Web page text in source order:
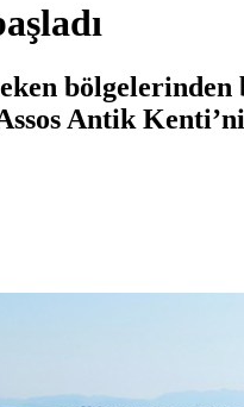
bölgelerinden
Antik